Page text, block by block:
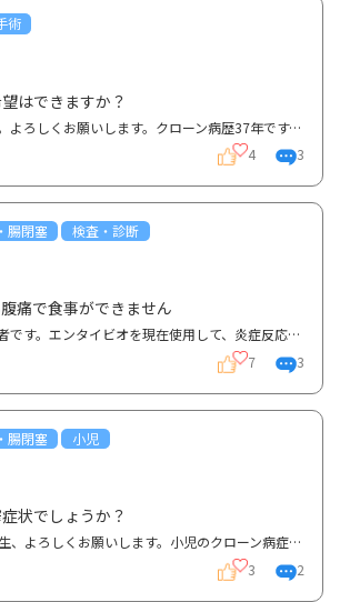
術
はできますか？
はじめての投稿です。よろしくお願いします。クローン病歴37年です。15年前に大腸全摘、５年前に下血で...
4 3
腸閉塞
検査・診断
痛で食事ができません
小腸型クローン病の者です。エンタイビオを現在使用して、炎症反応は0.01を何年もキープできています。...
7 3
腸閉塞
小児
状でしょうか？
今井先生、専門の先生、よろしくお願いします。小児のクローン病症状についてです。現在ヒュミラ、ペン...
3 2